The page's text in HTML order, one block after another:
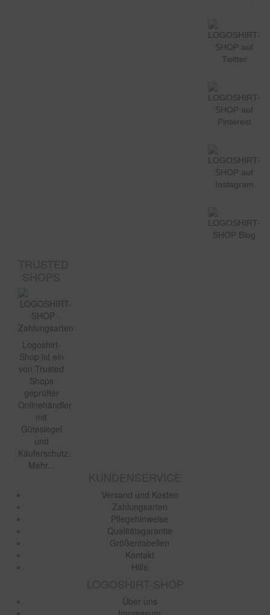
Logoshirt-
Shop ist ein
von Trusted
Shops
geprüfter
Onlinehändler
mit
Gütesiegel
und
Käuferschutz.
Mehr...
Versand und Kosten
Zahlungsarten
Pflegehinweise
Qualitätsgarantie
Größentabellen
Kontakt
Hilfe
Über uns